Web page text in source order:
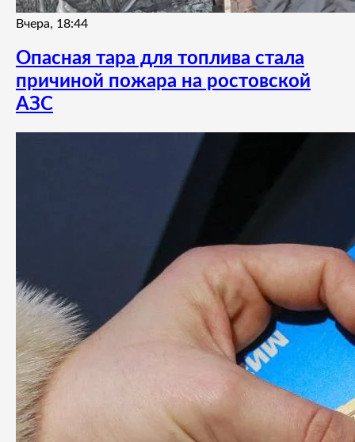
Вчера, 18:44
Опасная тара для топлива стала
причиной пожара на ростовской
АЗС